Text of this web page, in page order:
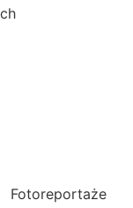
Fotoreportaże